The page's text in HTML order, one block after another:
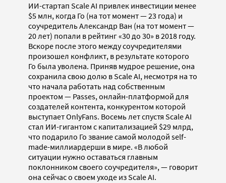
ИИ-стартап Scale AI привлек инвестиции менее
$5 млн, когда Го (на тот момент — 23 года) и
соучредитель Александр Ван (на тот момент —
20 лет) попали в рейтинг «30 до 30» в 2018 году.
Вскоре после этого между соучредителями
произошел конфликт, в результате которого
Го была уволена. Приняв мудрое решение, она
сохранила свою долю в Scale AI, несмотря на то
что начала работать над собственным
проектом — Passes, онлайн-платформой для
создателей контента, конкурентом которой
выступает OnlyFans. Восемь лет спустя Scale AI
стал ИИ-гигантом с капитализацией $29 млрд,
что подарило Го звание самой молодой self-
made-миллиардерши в мире. «В любой
ситуации нужно оставаться главным
поклонником своего соучредителя», — говорит
она сейчас о своем уходе из Scale AI.